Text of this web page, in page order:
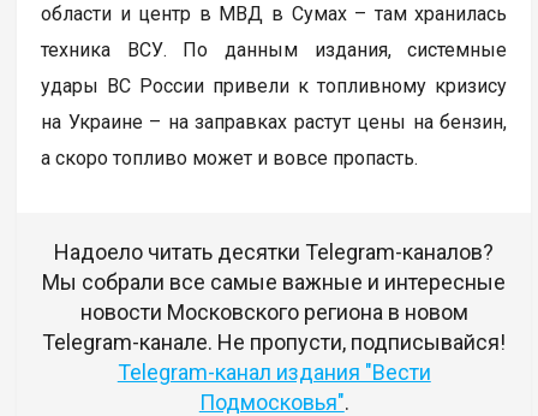
области и центр в МВД в Сумах – там хранилась
техника ВСУ. По данным издания, системные
удары ВС России привели к топливному кризису
на Украине – на заправках растут цены на бензин,
а скоро топливо может и вовсе пропасть.
Надоело читать десятки Telegram-каналов?
Мы собрали все самые важные и интересные
новости Московского региона в новом
Telegram-канале. Не пропусти, подписывайся!
Telegram-канал издания "Вести
Подмосковья".